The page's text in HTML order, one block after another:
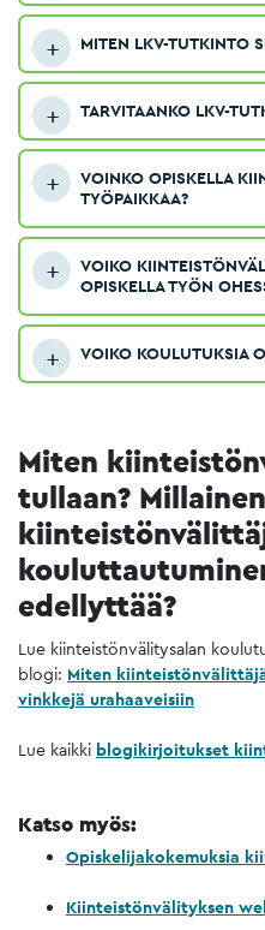
MITEN LKV-TUTKINTO
TARVITAANKO LKV-
VOINKO OPISKELLA
TYÖPAIKKAA?
VOIKO
OPISKELLA TYÖN
VOIKO KOULUTUKSIA
Miten
tullaan?
edellyttää?
Lue kiinteistönvälitysalan
blogi: Miten
vinkkejä urahaaveisiin
Lue kaikki blogikirjoitukset
Katso myös:
Opiskelijakokemuksia
Kiinteistönvälityksen